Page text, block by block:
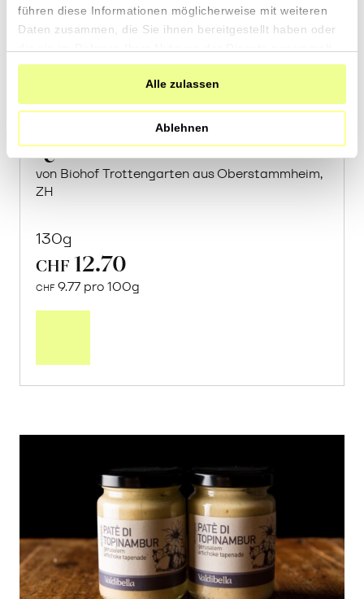
führen diese Informationen möglicherweise mit weiteren
Daten zusammen, die Sie ihnen bereitgestellt haben oder
haben.
Alle zulassen
Ablehnen
Quittensenf
von Biohof Trottengarten aus Oberstammheim,
ZH
130g
CHF 12.70
CHF 9.77 pro 100g